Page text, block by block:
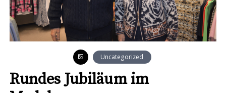
Uncategorized
Rundes Jubiläum im